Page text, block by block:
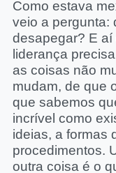
Como estava
veio a pergunta:
desapegar? E
liderança
as coisas não
mudam, de que
que sabemos
incrível como
ideias, a formas
procedimentos.
outra coisa é o